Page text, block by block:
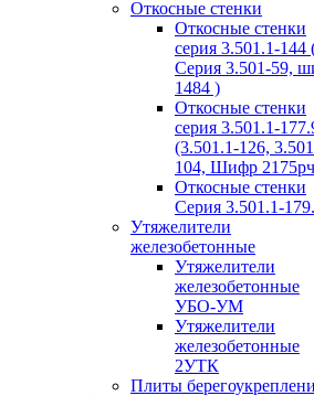
Откосные стенки
Откосные стенки
серия 3.501.1-144
Серия 3.501-59,
1484 )
Откосные стенки
серия 3.501.1-
(3.501.1-126,
104, Шифр
Откосные стенки
Серия 3.501.1-
Утяжелители
железобетонные
Утяжелители
железобетонные
УБО-УМ
Утяжелители
железобетонные
2УТК
Плиты